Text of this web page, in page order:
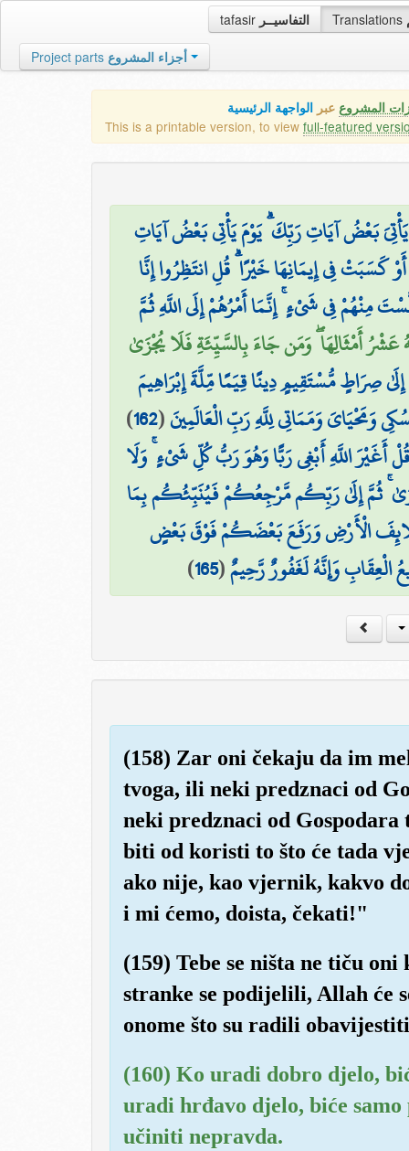
tafasir التفاسيــر Translations
Project parts أجزاء المشروع
المشروع عبر الواجهة الرئيسية
This is a printable version, to view full-featured
يَأْتِيَ بَعْضُ آيَاتِ رَبِّكَ ۗ يَوْمَ يَأْتِي بَعْضُ آيَاتِ
فِي إِيمَانِهَا خَيْرًا ۗ قُلِ انتَظِرُوا إِنَّا
مِنْهُمْ فِي شَيْءٍ ۚ إِنَّمَا أَمْرُهُمْ إِلَى اللَّهِ ثُمَّ
أَمْثَالِهَا ۖ وَمَن جَاءَ بِالسَّيِّئَةِ فَلَا يُجْزَىٰ
صِرَاطٍ مُّسْتَقِيمٍ دِينًا قِيَمًا مِّلَّةَ إِبْرَاهِيمَ
وَمَحْيَايَ وَمَمَاتِي لِلَّهِ رَبِّ الْعَالَمِينَ(
162
)
قُلْ أَغَيْرَ اللَّهِ أَبْغِي رَبًّا وَهُوَ رَبُّ كُلِّ شَيْءٍ ۚ وَلَا
ثُمَّ إِلَىٰ رَبِّكُم مَّرْجِعُكُمْ فَيُنَبِّئُكُم بِمَا
الْأَرْضِ وَرَفَعَ بَعْضَكُمْ فَوْقَ بَعْضٍ
وَإِنَّهُ لَغَفُورٌ رَّحِيمٌ(
165
)
(158) Zar oni čekaju da im
tvoga, ili neki predznaci od
neki predznaci od Gospodara
biti od koristi to što će tada
ako nije, kao vjernik, kakvo
i mi ćemo, doista, čekati!"
(159) Tebe se ništa ne tiču
stranke se podijelili, Allah će
onome što su radili
(160) Ko uradi dobro djelo,
uradi hrđavo djelo, biće samo
učiniti nepravda.